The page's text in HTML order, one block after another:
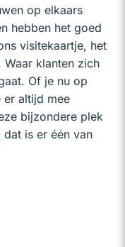
op elkaars
hebben het goed
visitekaartje, het
Waar klanten zich
Of je nu op
altijd mee
bijzondere plek
is er één van